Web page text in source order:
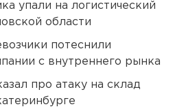
упали на логистический
области
потеснили
с внутреннего рынка
про атаку на склад